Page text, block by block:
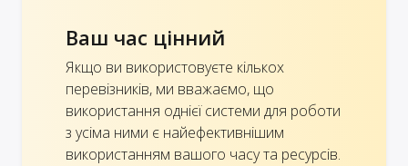
Ваш час цінний
Якщо ви використовуєте кількох
перевізників, ми вважаємо, що
використання однієї системи для роботи
з усіма ними є найефективнішим
використанням вашого часу та ресурсів.